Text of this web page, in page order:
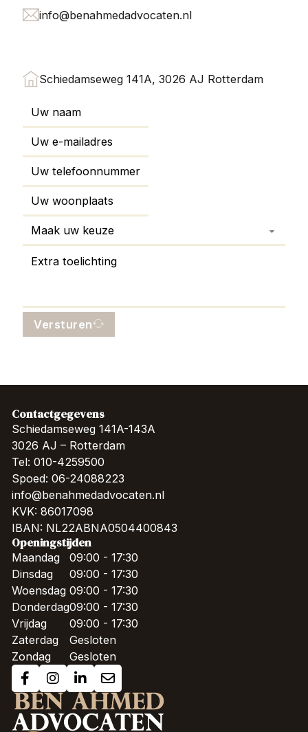
info@benahmedadvocaten.nl
Schiedamseweg 141A, 3026 AJ Rotterdam
Versturen
Contactgegevens
Schiedamseweg 141A-143A
3026 AJ – Rotterdam
Tel: 010-4259500
Spoed: 06-24088223
info@benahmedadvocaten.nl
KVK: 86017098
IBAN: NL22ABNA0504400843
Openingstijden
Maandag
Dinsdag
Woensdag
Donderdag
Vrijdag
Zaterdag
Zondag
09:00 - 17:30
09:00 - 17:30
09:00 - 17:30
09:00 - 17:30
09:00 - 17:30
Gesloten
Gesloten